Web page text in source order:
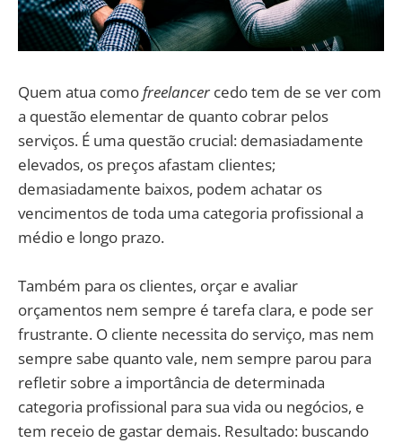
Quem atua comofreelancercedo tem de se ver com
a questão elementar de quanto cobrar pelos
serviços. É uma questão crucial: demasiadamente
elevados, os preços afastam clientes;
demasiadamente baixos, podem achatar os
vencimentos de toda uma categoria profissional a
médio e longo prazo.
Também para os clientes, orçar e avaliar
orçamentos nem sempre é tarefa clara, e pode ser
frustrante. O cliente necessita do serviço, mas nem
sempre sabe quanto vale, nem sempre parou para
refletir sobre a importância de determinada
categoria profissional para sua vida ou negócios, e
tem receio de gastar demais. Resultado: buscando